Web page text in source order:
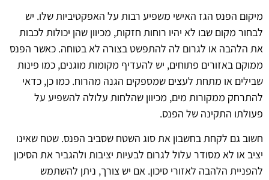
מיקום הפנס הגז האישי משפיע רבות על האפקטיביות שלו. יש
לבחור מקום שבו לא יהיו רוחות חזקות, מכיוון שהן יכולות לכבות
את הלהבה או לגרום לה להתפשט בצורה לא בטוחה. כאשר הפנס
ממוקם באזורים פתוחים, יש להעדיף מקומות מוגנים, כמו פינות
שבילים או מתחת לעצים שמספקים הגנה מהרוח. כמו כן, כדאי
להתרחק ממקורות מים, מכיוון שהלחות עלולה להשפיע על
פעולתו התקינה של הפנס.
חשוב גם לקחת בחשבון את סוג השטח שסביב הפנס. שטח שאינו
יציב או לא מסודר עלול לגרום לבעיות יציבות ולהגביר את הסיכון
להפניית הלהבה לאזורי סיכון. אם יש צורך, ניתן להשתמש